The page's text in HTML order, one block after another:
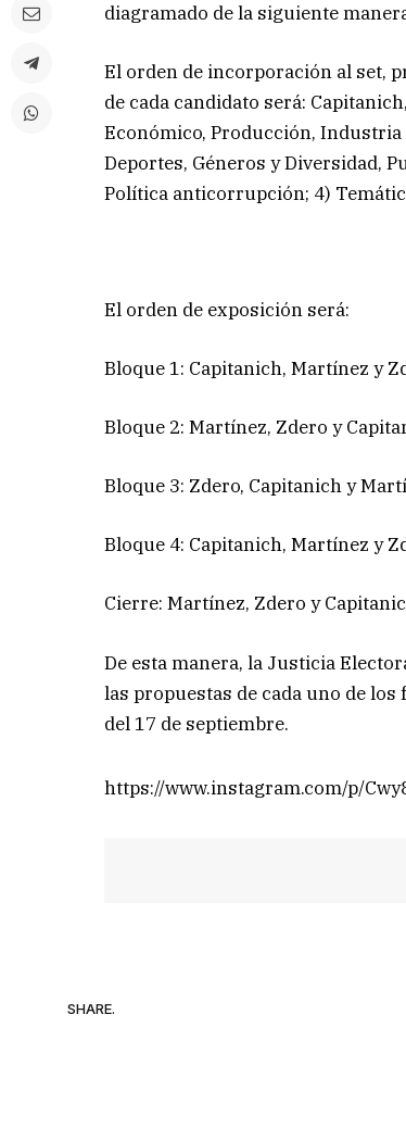
diagramado de la siguiente
El orden de incorporación al set,
de cada candidato será:
Económico, Producción,
Deportes, Géneros y Diversidad,
Política anticorrupción; 4)
El orden de exposición será:
Bloque 1: Capitanich, Martínez y
Bloque 2: Martínez, Zdero y
Bloque 3: Zdero, Capitanich y
Bloque 4: Capitanich, Martínez y
Cierre: Martínez, Zdero y
De esta manera, la Justicia
las propuestas de cada uno de
del 17 de septiembre.
https://www.instagram.com/p/
SHARE.